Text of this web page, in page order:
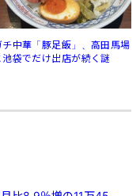
チ中華「豚足飯」、高田馬場
池袋でだけ出店が続く謎